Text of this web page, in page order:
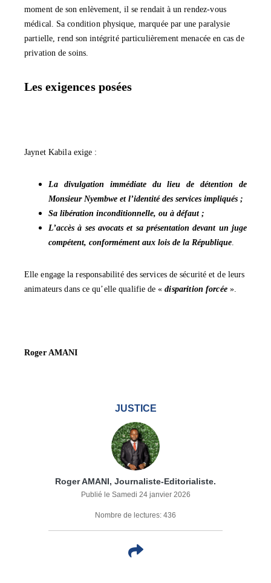
moment de son enlèvement, il se rendait à un rendez-vous
médical. Sa condition physique, marquée par une paralysie
partielle, rend son intégrité particulièrement menacée en cas de
privation de soins.
Les exigences posées
‎Jaynet Kabila exige :
La divulgation immédiate du lieu de détention de
Monsieur Nyembwe et l’identité des services impliqués ;
‎Sa libération inconditionnelle, ou à défaut ;
‎L’accès à ses avocats et sa présentation devant un juge
compétent, conformément aux lois de la République
‎Elle engage la responsabilité des services de sécurité et de leurs
animateurs dans ce qu’elle qualifie de «disparition forcée».
Roger AMANI
JUSTICE
Roger AMANI, Journaliste-Editorialiste.
Publié le Samedi 24 janvier 2026
Nombre de lectures: 436